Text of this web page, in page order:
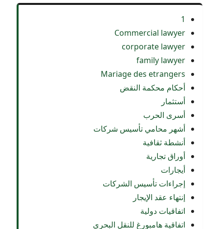
1
Commercial lawyer
corporate lawyer
family lawyer
Mariage des etrangers
أحكام محكمة النقض
أستثمار
أسرى الحرب
أشهر محامي تأسيس شركات
أنشطة ثقافية
أوراق تجارية
أيجارات
إجراءات تأسيس الشركات
إنتهاء عقد الإيجار
اتفاقيات دولية
اتفاقية هامبورغ للنقل البحري